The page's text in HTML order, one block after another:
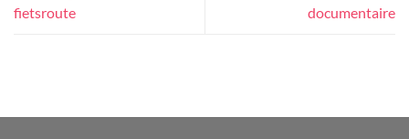
fietsroute
documentaire